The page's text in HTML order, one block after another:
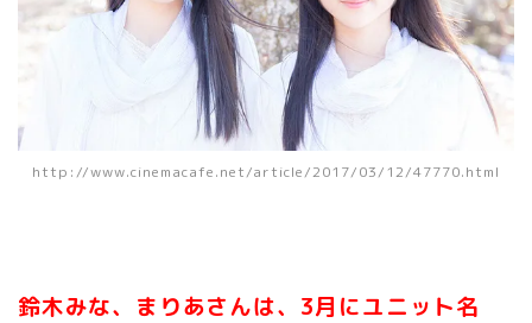
http://www.cinemacafe.net/article/2017/03/12/47770.html
鈴木みな、まりあさんは、3月にユニット名